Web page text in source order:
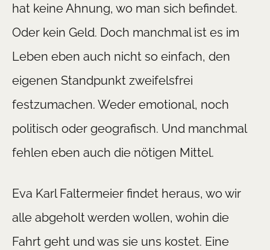
hat keine Ahnung, wo man sich befindet.
Oder kein Geld. Doch manchmal ist es im
Leben eben auch nicht so einfach, den
eigenen Standpunkt zweifelsfrei
festzumachen. Weder emotional, noch
politisch oder geografisch. Und manchmal
fehlen eben auch die nötigen Mittel.
Eva Karl Faltermeier findet heraus, wo wir
alle abgeholt werden wollen, wohin die
Fahrt geht und was sie uns kostet. Eine